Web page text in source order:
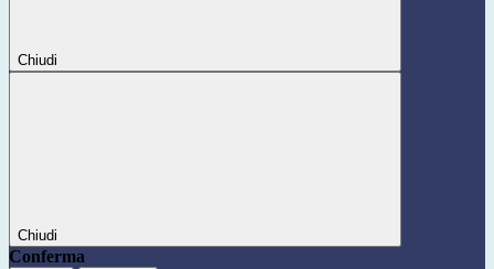
Chiudi
Chiudi
Conferma